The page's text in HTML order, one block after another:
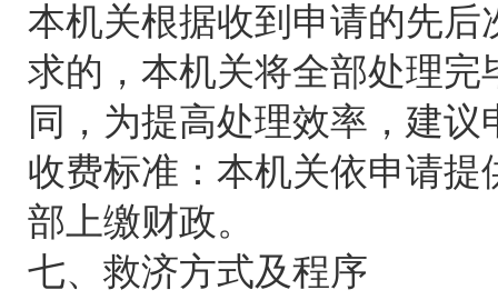
本机关根据收到申请的先
求的，本机关将全部处理
同，为提高处理效率，建
收费标准：本机关依申请
部上缴财政。
七、救济方式及程序